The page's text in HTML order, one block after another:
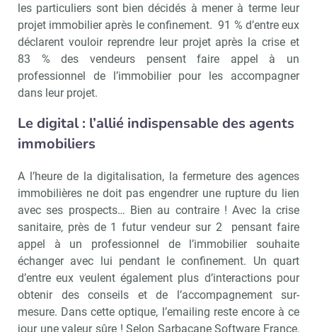
les particuliers sont bien décidés à mener à terme leur
projet immobilier après le confinement. 91 % d’entre eux
déclarent vouloir reprendre leur projet après la crise et
83 % des vendeurs pensent faire appel à un
professionnel de l’immobilier pour les accompagner
dans leur projet.
Le digital : l’allié indispensable des agents
immobiliers
A l’heure de la digitalisation, la fermeture des agences
immobilières ne doit pas engendrer une rupture du lien
avec ses prospects… Bien au contraire ! Avec la crise
sanitaire, près de 1 futur vendeur sur 2 pensant faire
appel à un professionnel de l’immobilier souhaite
échanger avec lui pendant le confinement. Un quart
d’entre eux veulent également plus d’interactions pour
obtenir des conseils et de l’accompagnement sur-
mesure. Dans cette optique, l’emailing reste encore à ce
jour une valeur sûre ! Selon Sarbacane Software France,